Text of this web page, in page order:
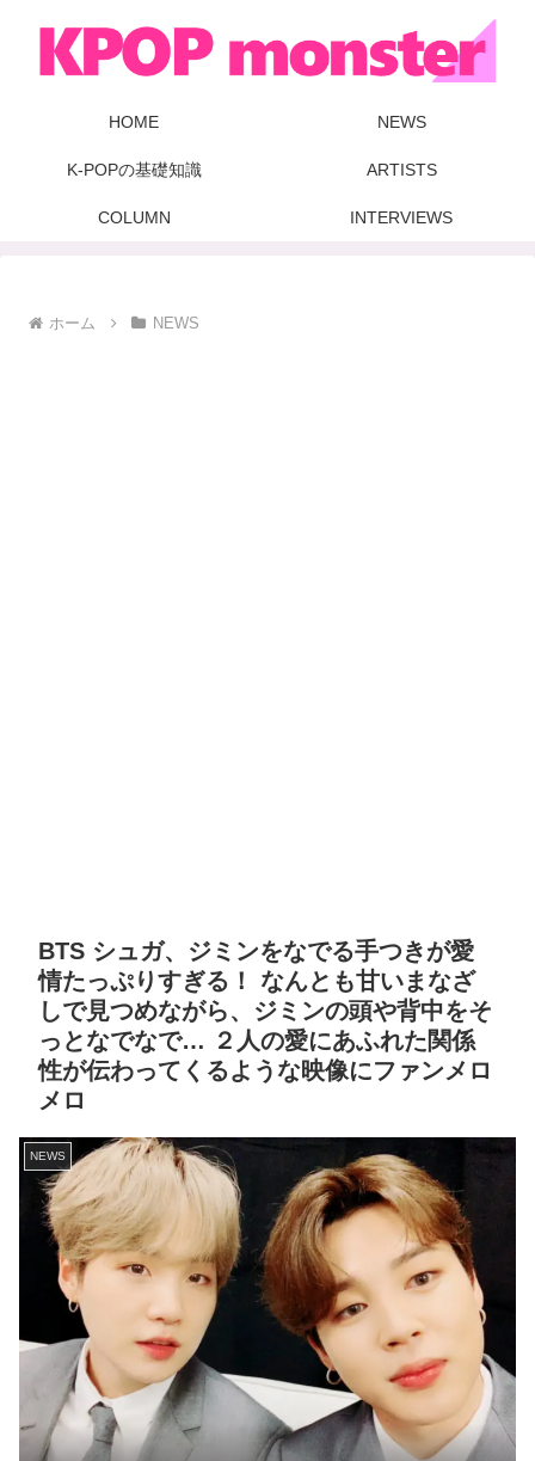
HOME NEWS
K-POPの基礎知識 ARTISTS
COLUMN INTERVIEWS
ホーム NEWS
BTS シュガ、ジミンをなでる手つきが愛
情たっぷりすぎる！ なんとも甘いまなざ
しで見つめながら、ジミンの頭や背中をそ
っとなでなで… ２人の愛にあふれた関係
性が伝わってくるような映像にファンメロ
メロ
NEWS